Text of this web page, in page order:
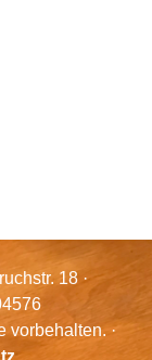
18 ·
vorbehalten. ·